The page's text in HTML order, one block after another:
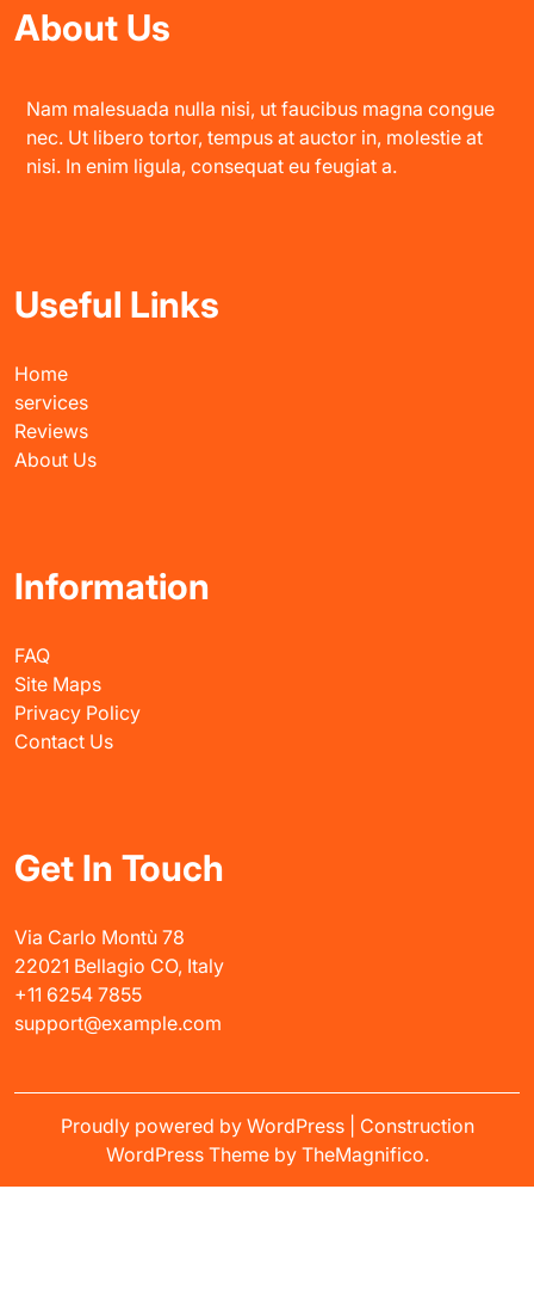
About Us
Nam malesuada nulla nisi, ut faucibus magna congue
nec. Ut libero tortor, tempus at auctor in, molestie at
nisi. In enim ligula, consequat eu feugiat a.
Useful Links
Home
services
Reviews
About Us
Information
FAQ
Site Maps
Privacy Policy
Contact Us
Get In Touch
Via Carlo Montù 78
22021 Bellagio CO, Italy
+11 6254 7855
support@example.com
Proudly powered by WordPress
Construction
WordPress Theme by TheMagnifico.